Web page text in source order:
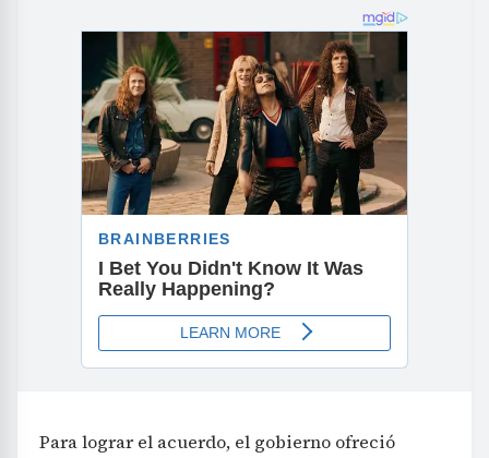
Para lograr el acuerdo, el gobierno ofreció